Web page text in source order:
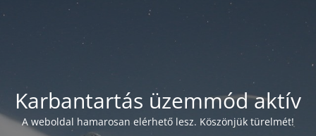
Karbantartás üzemmód aktív
A weboldal hamarosan elérhető lesz. Köszönjük türelmét!